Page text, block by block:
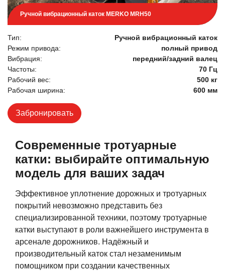
Ручной вибрационный каток MERKO MRH50
Тип:
Ручной вибрационный каток
Режим привода:
полный привод
Вибрация:
передний/задний валец
Частоты:
70 Гц
Рабочий вес:
500 кг
Рабочая ширина:
600 мм
Забронировать
Современные тротуарные
катки: выбирайте оптимальную
модель для ваших задач
Эффективное уплотнение дорожных и тротуарных
покрытий невозможно представить без
специализированной техники, поэтому тротуарные
катки выступают в роли важнейшего инструмента в
арсенале дорожников. Надёжный и
производительный каток стал незаменимым
помощником при создании качественных